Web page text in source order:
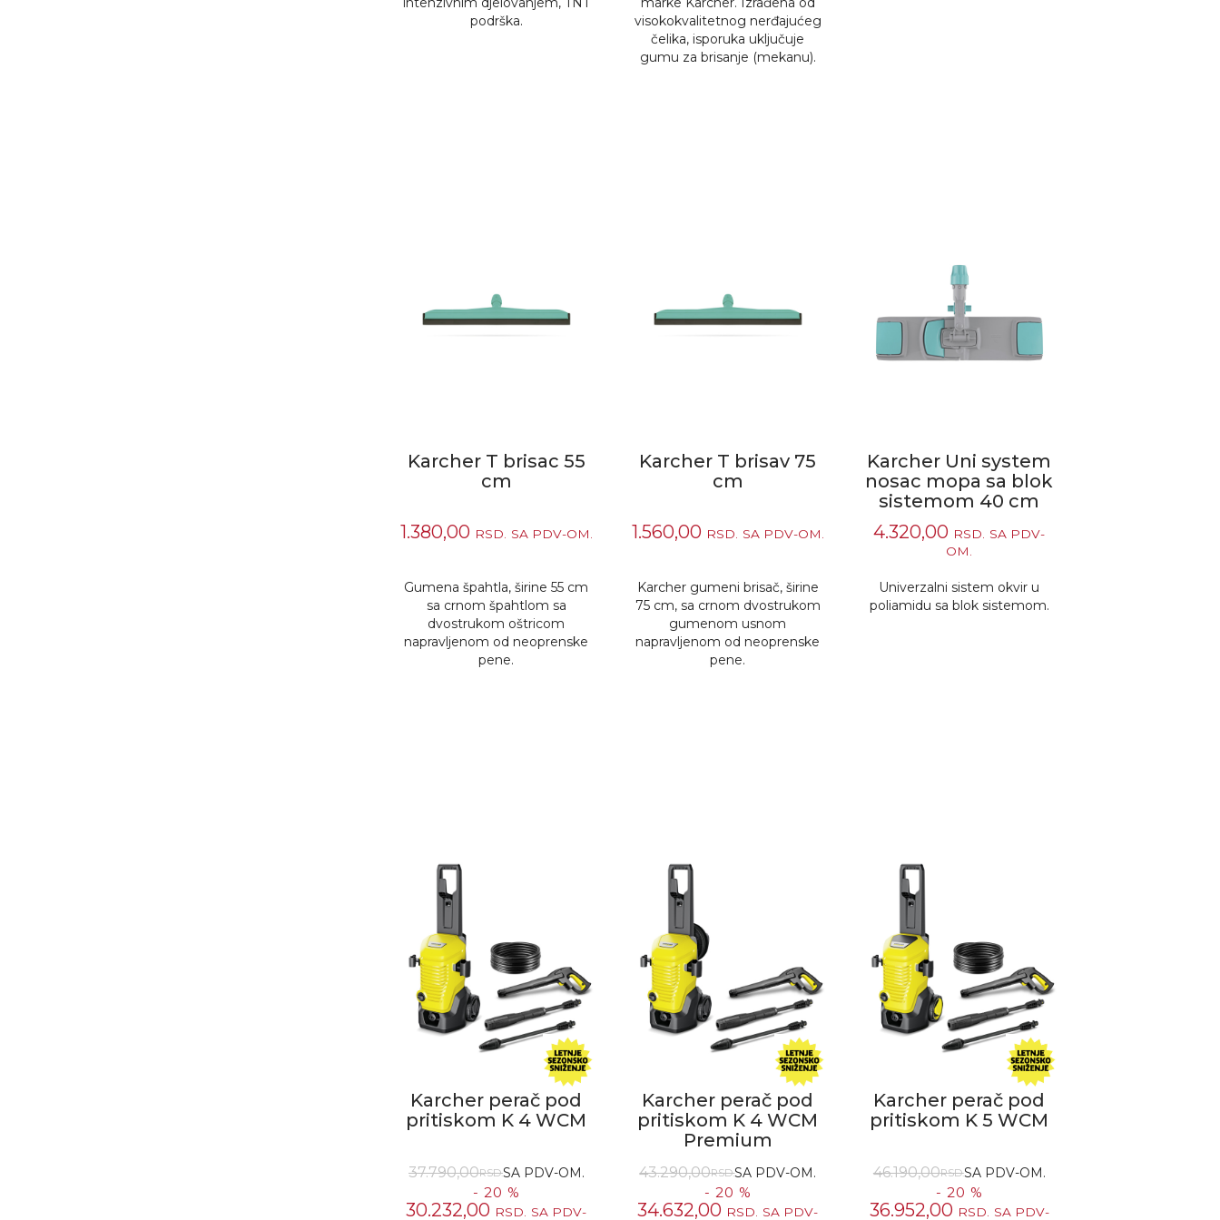
podrška.
visokokvalitetnog nerđajućeg
čelika, isporuka uključuje
gumu za brisanje (mekanu).
Karcher T brisac 55
cm
1.380,00 RSD. SA PDV-OM.
Gumena špahtla, širine 55 cm
sa crnom špahtlom sa
dvostrukom oštricom
napravljenom od neoprenske
pene.
Karcher T brisav 75
cm
1.560,00 RSD. SA PDV-OM.
Karcher gumeni brisač, širine
75 cm, sa crnom dvostrukom
gumenom usnom
napravljenom od neoprenske
pene.
Karcher Uni system
nosac mopa sa blok
sistemom 40 cm
4.320,00 RSD.
SA PDV-
OM.
Univerzalni sistem okvir u
poliamidu sa blok sistemom.
Karcher perač pod
pritiskom K 4 WCM
37.790,00RSD.SA PDV-OM.
- 20 %
30.232,00 RSD. SA PDV-
Karcher perač pod
pritiskom K 4 WCM
Premium
43.290,00RSD.SA PDV-OM.
- 20 %
34.632,00 RSD. SA PDV-
Karcher perač pod
pritiskom K 5 WCM
46.190,00RSD.SA PDV-OM.
- 20 %
36.952,00 RSD. SA PDV-